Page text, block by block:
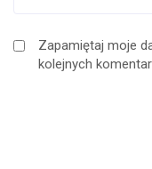
Zapamiętaj moje
kolejnych